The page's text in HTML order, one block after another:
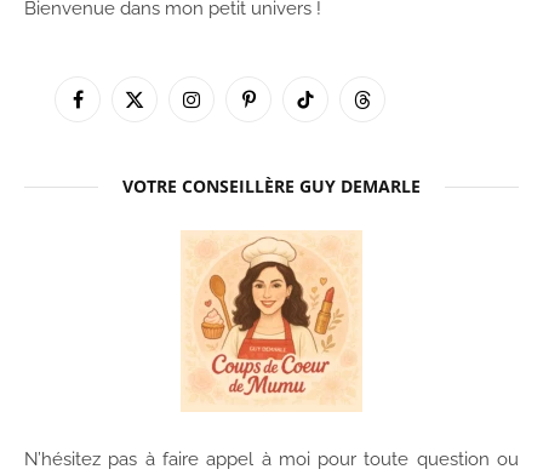
Bienvenue dans mon petit univers !
Facebook
X
InstagramPinterestTikTok Threads
VOTRE CONSEILLÈRE GUY DEMARLE
N’hésitez pas à faire appel à moi pour toute question ou